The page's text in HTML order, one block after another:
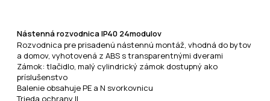
Nástenná rozvodnica IP40 24modulov
Rozvodnica pre prisadenú nástennú montáž, vhodná do bytov
a domov, vyhotovená z ABS s transparentnými dverami
Zámok: tlačidlo, malý cylindrický zámok dostupný ako
príslušenstvo
Balenie obsahuje PE a N svorkovnicu
Trieda ochrany II